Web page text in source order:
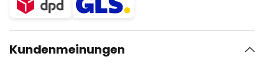
Kundenmeinungen